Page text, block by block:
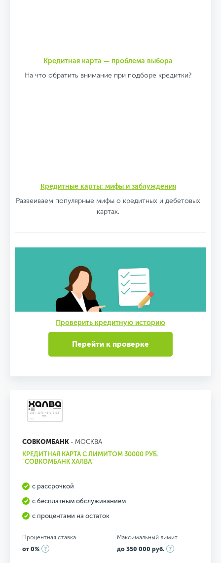
Кредитная карта — проблема выбора
На что обратить внимание при подборе кредитки?
Кредитные карты: мифы и заблуждения
Развеиваем популярные мифы о кредитных и дебетовых
картах.
Проверить кредитную историю
Перейти к проверке
СОВКОМБАНК - МОСКВА
КРЕДИТНАЯ КАРТА С ЛИМИТОМ 30000 РУБ.
"СОВКОМБАНК ХАЛВА"
с рассрочкой
с бесплатным обслуживанием
с процентами на остаток
Процентная ставка
от 0%
Максимальный лимит
до 350 000 руб.